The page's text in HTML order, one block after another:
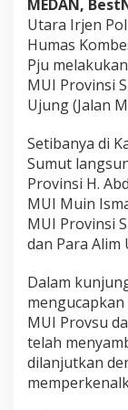
MEDAN,
Utara Irjen
Humas
Pju
MUI Provinsi
Ujung (Jalan
Setibanya di
Sumut
Provinsi H.
MUI Muin
MUI Provinsi
dan Para Alim
Dalam
MUI Provsu
telah
dilanjutkan